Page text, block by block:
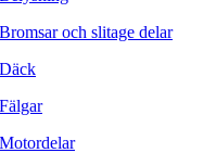
Bromsar och slitage delar
Däck
Fälgar
Motordelar